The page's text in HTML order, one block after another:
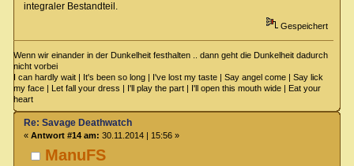
integraler Bestandteil.
Gespeichert
Wenn wir einander in der Dunkelheit festhalten .. dann geht die Dunkelheit dadurch
nicht vorbei
I can hardly wait | It's been so long | I've lost my taste | Say angel come | Say lick
my face | Let fall your dress | I'll play the part | I'll open this mouth wide | Eat your
heart
ManuFS
Re: Savage Deathwatch
« Antwort #14 am: 30.11.2014 | 15:56 »